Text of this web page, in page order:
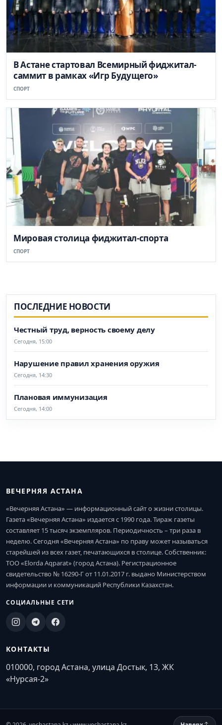
В Астане стартовал Всемирный фиджитал-
саммит в рамках «Игр Будущего»
СПОРТ
Мировая столица фиджитал-спорта
СПОРТ
ПОСЛЕДНИЕ НОВОСТИ
Честный труд, верность своему делу
Сегодня, 15:00
Нарушение правил хранения оружия
Сегодня, 14:30
Плановая иммунизация
Сегодня, 14:00
ВЕЧЕРНЯЯ АСТАНА
«Вечерняя Астана» — информационный сайт о жизни столицы.
Газета «Вечерняя Астана» издается с 1990 года. Тираж газеты
составляет 15 тысяч экземпляров. Периодичность – три раза в
неделю. Сегодня «Вечерняя Астана» по праву может называться
старейшей из всех газет, печатающихся в столице. Собственник:
ТОО «Elorda Aqparat» (город Астана). Регистрационное
свидетельство № 16290-Г от 11.01.2017 г. выдано Министерством
информации и коммуникаций Республики Казахстан.
СОЦИАЛЬНЫЕ СЕТИ
КОНТАКТЫ
010000, город Астана, улица Достык, 13, ЖК
«Нурсая-2»